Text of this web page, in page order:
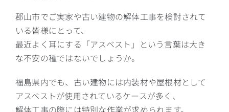
郡山市でご実家や古い建物の解体工事を検討されて
いる皆様にとって、
最近よく耳にする「アスベスト」という言葉は大き
な不安の種ではないでしょうか。
福島県内でも、古い建物には内装材や屋根材として
アスベストが使用されているケースが多く、
解体工事の際には特別な作業が求められます。